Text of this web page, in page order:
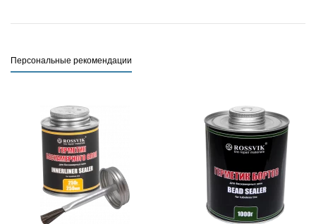
Персональные рекомендации